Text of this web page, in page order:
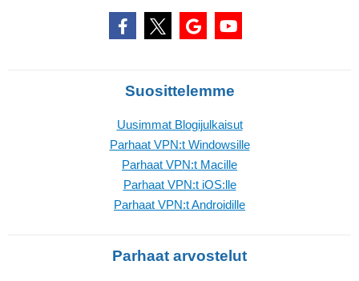
Suosittelemme
Uusimmat Blogijulkaisut
Parhaat VPN:t Windowsille
Parhaat VPN:t Macille
Parhaat VPN:t iOS:lle
Parhaat VPN:t Androidille
Parhaat arvostelut